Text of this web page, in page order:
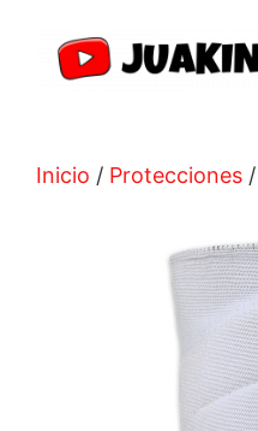
Inicio / Protecciones